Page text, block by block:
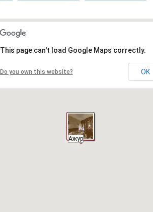
Ажур
Ажур
This page can't load Google Maps correctly.
Do you own this website? OK